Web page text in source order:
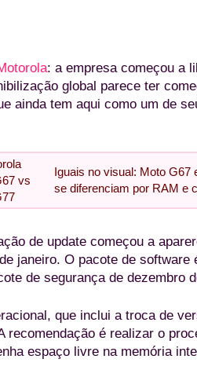
: a empresa começou a
global parece ter
ainda tem aqui como um de
Iguais no visual: Moto G67
se diferenciam por RAM e
de update começou a
janeiro. O pacote de software
de segurança de dezembro
que inclui a troca de
recomendação é realizar o
espaço livre na memória